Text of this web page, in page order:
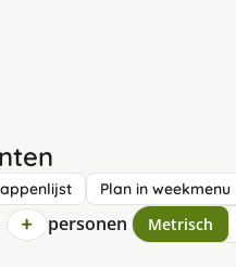
Plan in weekmenu
+ personen Metrisch